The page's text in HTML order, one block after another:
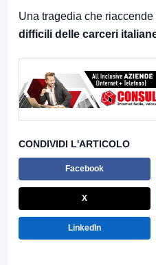
Una tragedia che
difficili delle carceri
CONDIVIDI L'ARTICOLO
Facebook
X
LinkedIn